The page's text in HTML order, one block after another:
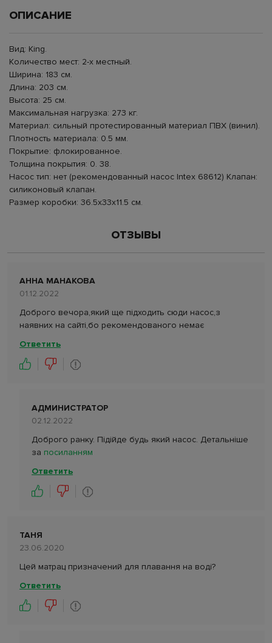
ОПИСАНИЕ
Вид: King.
Количество мест: 2-х местный.
Ширина: 183 см.
Длина: 203 см.
Высота: 25 см.
Максимальная нагрузка: 273 кг.
Материал: сильный протестированный материал ПВХ (винил).
Плотность материала: 0.5 мм.
Покрытие: флокированное.
Толщина покрытия: 0. 38.
Насос тип: нет (рекомендованный насос Intex 68612) Клапан:
силиконовый клапан.
Размер коробки: 36.5х33х11.5 см.
ОТЗЫВЫ
АННА МАНАКОВА
01.12.2022
Доброго вечора,який ще підходить сюди насос,з
наявних на сайті,бо рекомендованого немає
Ответить
АДМИНИСТРАТОР
02.12.2022
Доброго ранку. Підійде будь який насос. Детальніше
за посиланням
Ответить
ТАНЯ
23.06.2020
Цей матрац призначений для плавання на воді?
Ответить